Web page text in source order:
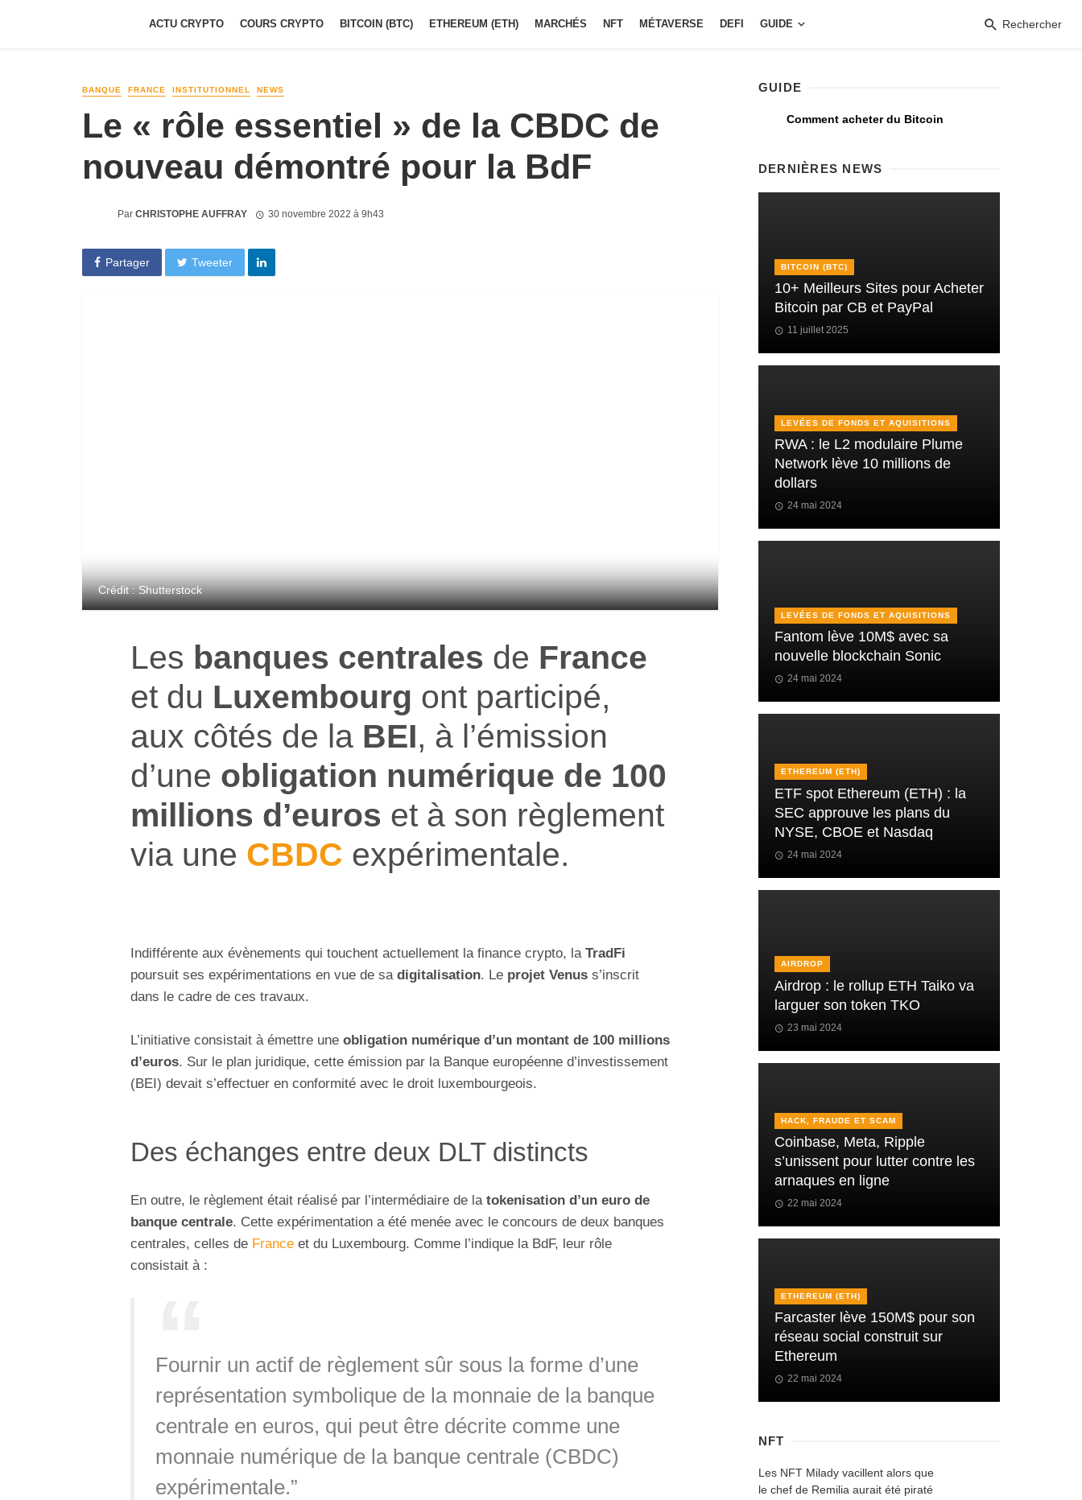
ACTU CRYPTO COURS CRYPTO BITCOIN (BTC) ETHEREUM (ETH) MARCHÉS NFT MÉTAVERSE DEFI GUIDE Rechercher
BANQUE FRANCE INSTITUTIONNEL NEWS
Le « rôle essentiel » de la CBDC de
nouveau démontré pour la BdF
Par CHRISTOPHE AUFFRAY 30 novembre 2022 à 9h43
Partager Tweeter
Crédit : Shutterstock
Les banques centrales de France
et du Luxembourg ont participé,
aux côtés de la BEI, à l’émission
d’une obligation numérique de 100
millions d’euros et à son règlement
via une CBDC expérimentale.
Indifférente aux évènements qui touchent actuellement la finance crypto, la TradFi
poursuit ses expérimentations en vue de sa digitalisation. Le projet Venus s’inscrit
dans le cadre de ces travaux.
L’initiative consistait à émettre une obligation numérique d’un montant de 100 millions
d’euros. Sur le plan juridique, cette émission par la Banque européenne d’investissement
(BEI) devait s’effectuer en conformité avec le droit luxembourgeois.
Des échanges entre deux DLT distincts
En outre, le règlement était réalisé par l’intermédiaire de la tokenisation d’un euro de
banque centrale. Cette expérimentation a été menée avec le concours de deux banques
centrales, celles de France et du Luxembourg. Comme l’indique la BdF, leur rôle
consistait à :
Fournir un actif de règlement sûr sous la forme d’une
représentation symbolique de la monnaie de la banque
centrale en euros, qui peut être décrite comme une
monnaie numérique de la banque centrale (CBDC)
expérimentale.”
GUIDE
Comment acheter du Bitcoin
DERNIÈRES NEWS
BITCOIN (BTC)
10+ Meilleurs Sites pour Acheter
Bitcoin par CB et PayPal
11 juillet 2025
LEVÉES DE FONDS ET AQUISITIONS
RWA : le L2 modulaire Plume
Network lève 10 millions de
dollars
24 mai 2024
LEVÉES DE FONDS ET AQUISITIONS
Fantom lève 10M$ avec sa
nouvelle blockchain Sonic
24 mai 2024
ETHEREUM (ETH)
ETF spot Ethereum (ETH) : la
SEC approuve les plans du
NYSE, CBOE et Nasdaq
24 mai 2024
AIRDROP
Airdrop : le rollup ETH Taiko va
larguer son token TKO
23 mai 2024
HACK, FRAUDE ET SCAM
Coinbase, Meta, Ripple
s’unissent pour lutter contre les
arnaques en ligne
22 mai 2024
ETHEREUM (ETH)
Farcaster lève 150M$ pour son
réseau social construit sur
Ethereum
22 mai 2024
NFT
Les NFT Milady vacillent alors que
le chef de Remilia aurait été piraté